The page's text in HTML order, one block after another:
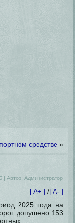
средстве»
| Автор: Администратор
[ A+ ] /[ A- ]
2025 года на
допущено 153